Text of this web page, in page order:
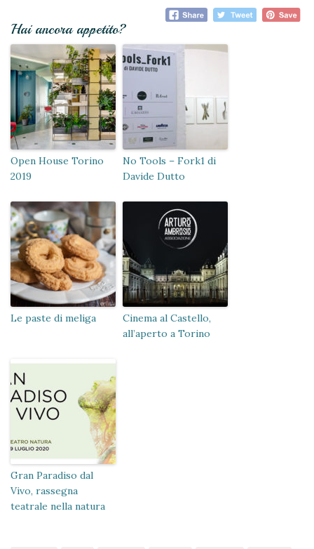
Hai ancora appetito?
Open House Torino
2019
No Tools – Fork1 di
Davide Dutto
Le paste di meliga
Cinema al Castello,
all’aperto a Torino
Gran Paradiso dal
Vivo, rassegna
teatrale nella natura